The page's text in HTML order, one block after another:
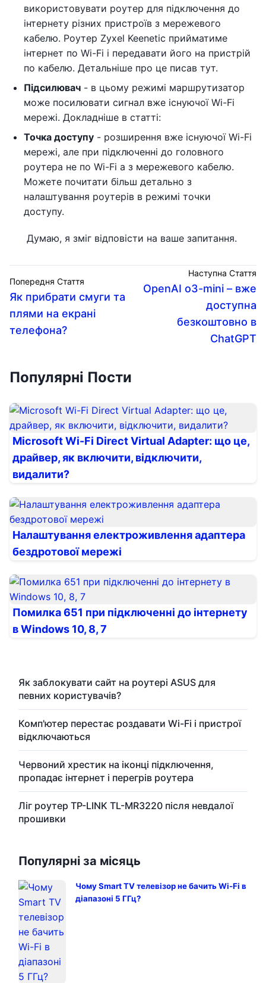
використовувати роутер для підключення до
інтернету різних пристроїв з мережевого
кабелю. Роутер Zyxel Keenetic прийматиме
інтернет по Wi-Fi і передавати його на пристрій
по кабелю. Детальніше про це писав тут.
Підсилювач - в цьому режимі маршрутизатор
може посилювати сигнал вже існуючої Wi-Fi
мережі. Докладніше в статті:
Точка доступу - розширення вже існуючої Wi-Fi
мережі, але при підключенні до головного
роутера не по Wi-Fi а з мережевого кабелю.
Можете почитати більш детально з
налаштування роутерів в режимі точки
доступу.
Думаю, я зміг відповісти на ваше запитання.
Попередня Стаття
Як прибрати смуги та
плями на екрані
телефона?
Наступна Стаття
OpenAI o3-mini – вже
доступна
безкоштовно в
ChatGPT
Популярні Пости
Microsoft Wi-Fi Direct Virtual Adapter: що це,
драйвер, як включити, відключити,
видалити?
Налаштування електроживлення адаптера
бездротової мережі
Помилка 651 при підключенні до інтернету
в Windows 10, 8, 7
Як заблокувати сайт на роутері ASUS для
певних користувачів?
Комп'ютер перестає роздавати Wi-Fi і пристрої
відключаються
Червоний хрестик на іконці підключення,
пропадає інтернет і перегрів роутера
Ліг роутер TP-LINK TL-MR3220 після невдалої
прошивки
Популярні за місяць
Чому Smart TV телевізор не бачить Wi-Fi в
діапазоні 5 ГГц?